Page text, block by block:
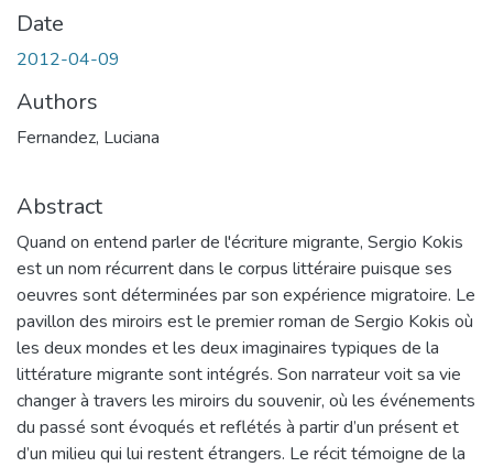
Date
2012-04-09
Authors
Fernandez, Luciana
Abstract
Quand on entend parler de l'écriture migrante, Sergio Kokis
est un nom récurrent dans le corpus littéraire puisque ses
oeuvres sont déterminées par son expérience migratoire. Le
pavillon des miroirs est le premier roman de Sergio Kokis où
les deux mondes et les deux imaginaires typiques de la
littérature migrante sont intégrés. Son narrateur voit sa vie
changer à travers les miroirs du souvenir, où les événements
du passé sont évoqués et reflétés à partir d’un présent et
d’un milieu qui lui restent étrangers. Le récit témoigne de la